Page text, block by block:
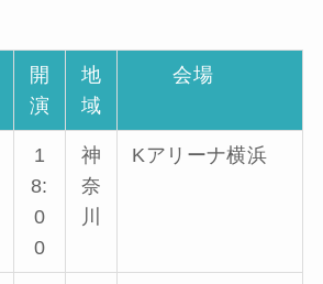
開
演
地
域
会場
1
8:
0
0
神
奈
川
Kアリーナ横浜